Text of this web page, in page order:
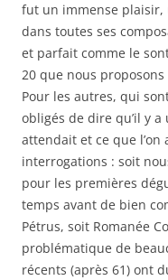
fut un immense
dans toutes ses
et parfait comme le
20 que nous
Pour les autres, qui
obligés de dire qu’il y a
attendait et ce que
interrogations : soit
pour les premières
temps avant de bien
Pétrus, soit Romanée
problématique de
récents (après 61) ont